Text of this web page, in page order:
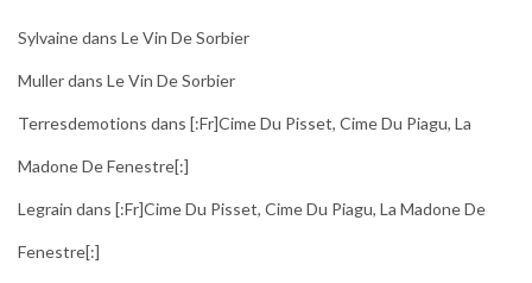
Sylvainedans Le Vin De Sorbier
Mullerdans Le Vin De Sorbier
Terresdemotions dans [:fr]Cime Du Pisset, Cime Du Piagu, La
Madone De Fenestre[:]
Legrain dans [:fr]Cime Du Pisset, Cime Du Piagu, La Madone De
Fenestre[:]